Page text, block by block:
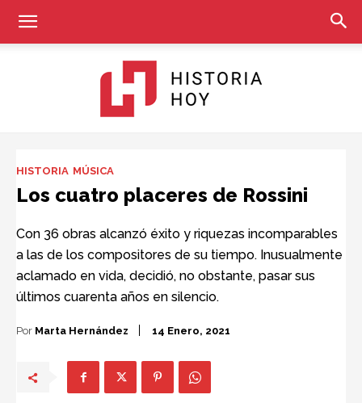
Hoy
HISTORIA MÚSICA
Los cuatro placeres de Rossini
Con 36 obras alcanzó éxito y riquezas incomparables
a las de los compositores de su tiempo. Inusualmente
aclamado en vida, decidió, no obstante, pasar sus
últimos cuarenta años en silencio.
Por Marta Hernández 14 Enero, 2021